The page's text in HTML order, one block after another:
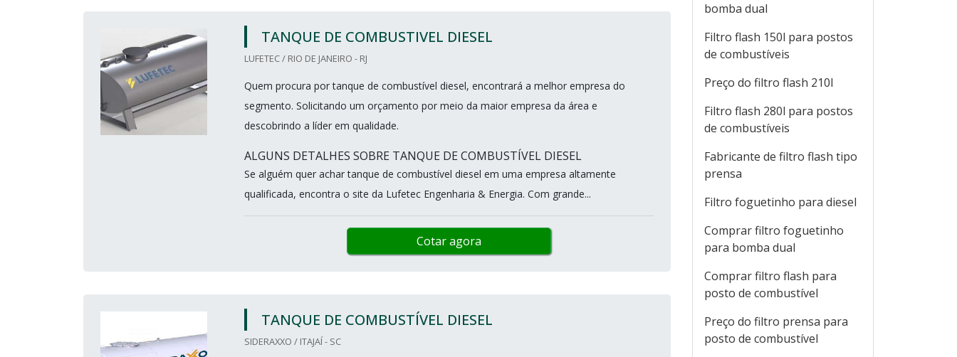
TANQUE DE COMBUSTIVEL DIESEL
LUFETEC / RIO DE JANEIRO - RJ
Quem procura por tanque de combustível diesel, encontrará a melhor empresa do
segmento. Solicitando um orçamento por meio da maior empresa da área e
descobrindo a líder em qualidade.
ALGUNS DETALHES SOBRE TANQUE DE COMBUSTÍVEL DIESEL
Se alguém quer achar tanque de combustível diesel em uma empresa altamente
qualificada, encontra o site da Lufetec Engenharia & Energia. Com grande...
Cotar agora
TANQUE DE COMBUSTÍVEL DIESEL
SIDERAXXO / ITAJAÍ - SC
bomba dual
Filtro flash 150l para postos
de combustíveis
Preço do filtro flash 210l
Filtro flash 280l para postos
de combustíveis
Fabricante de filtro flash tipo
prensa
Filtro foguetinho para diesel
Comprar filtro foguetinho
para bomba dual
Comprar filtro flash para
posto de combustível
Preço do filtro prensa para
posto de combustível